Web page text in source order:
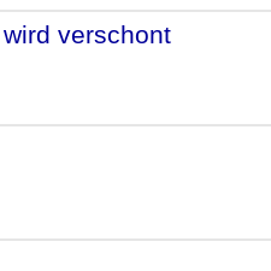
verschont